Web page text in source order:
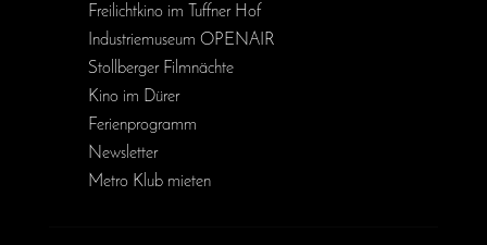
Freilichtkino im Tuffner Hof
Industriemuseum OPENAIR
Stollberger Filmnächte
Kino im Dürer
Ferienprogramm
Newsletter
Metro Klub mieten